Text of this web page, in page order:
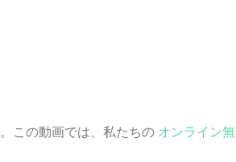
この動画では、私たちの オンライン無